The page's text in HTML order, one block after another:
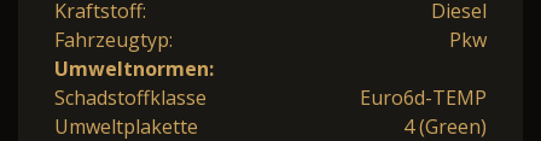
Kraftstoff:
Diesel
Fahrzeugtyp:
Pkw
Umweltnormen:
Schadstoffklasse
Euro6d-TEMP
Umweltplakette
4 (Green)